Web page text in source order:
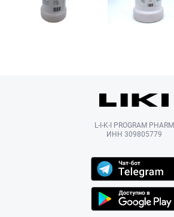
L-I-K-I PROGRAM PHARM
ИНН 309805779